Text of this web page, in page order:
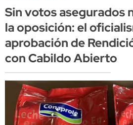
Sin votos asegurados
la oposición: el
aprobación de
con Cabildo Abierto